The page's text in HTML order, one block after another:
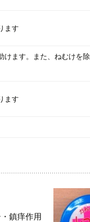
ます
けます。また、ねむけを除
ます
鎮痒作用